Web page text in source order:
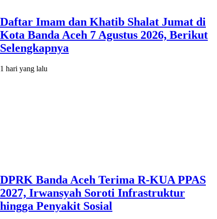
Daftar Imam dan Khatib Shalat Jumat di
Kota Banda Aceh 7 Agustus 2026, Berikut
Selengkapnya
1 hari yang lalu
DPRK Banda Aceh Terima R-KUA PPAS
2027, Irwansyah Soroti Infrastruktur
hingga Penyakit Sosial